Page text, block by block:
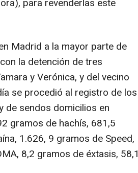
para revenderlas este
Madrid a la mayor parte de
la detención de tres
y Verónica, y del vecino
se procedió al registro de los
de sendos domicilios en
gramos de hachís, 681,5
1.626, 9 gramos de Speed,
8,2 gramos de éxtasis, 58,1